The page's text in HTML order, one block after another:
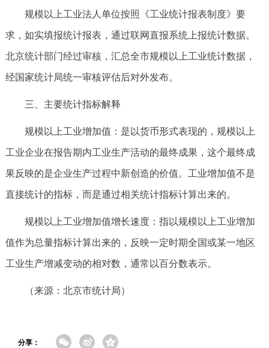
规模以上工业法人单位按照《工业统计报表制度》要
求，如实填报统计报表，通过联网直报系统上报统计数据。
北京统计部门经过审核，汇总全市规模以上工业统计数据，
经国家统计局统一审核评估后对外发布。
三、主要统计指标解释
规模以上工业增加值：是以货币形式表现的，规模以上
工业企业在报告期内工业生产活动的最终成果，这个最终成
果反映的是企业生产过程中新创造的价值。工业增加值不是
直接统计的指标，而是通过相关统计指标计算出来的。
规模以上工业增加值增长速度：指以规模以上工业增加
值作为总量指标计算出来的，反映一定时期全国或某一地区
工业生产增减变动的相对数，通常以百分数表示。
（来源：北京市统计局）
分享：